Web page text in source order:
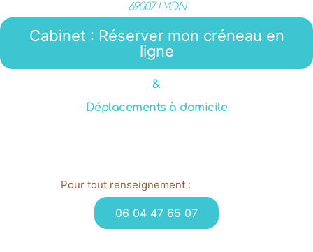
69007 LYON
Cabinet : Réserver mon créneau en
ligne
&
Déplacements à domicile
Pour tout renseignement :
06 04 47 65 07